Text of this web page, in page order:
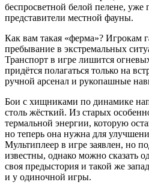
беспросветной белой пелене,
представители местной фауны.
Как вам такая «ферма»? Игрокам
пребывание в экстремальных
Транспорт в игре лишится
придётся полагаться только на
ручной арсенал и рукопашные
Бои с хищниками по динамике
столь жёсткий. Из старых
термальной энергии, которую
но теперь она нужна для
Мультиплеер в игре заявлен, но
известны, однако можно сказать
своя предыстория и такой же
и у одиночной игры.